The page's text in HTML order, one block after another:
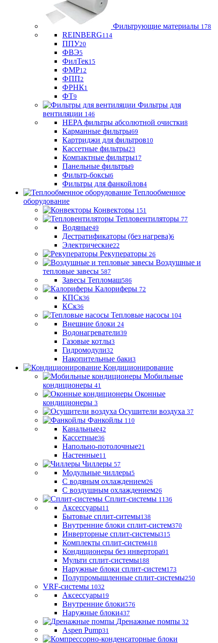
Фильтрующие материaлы 178
REINBERG114
ППУ20
ФВЭ5
ФилТек15
ФМР12
ФПП2
ФРНК1
ФТ9
Фильтры для
вентиляции 146
HEPA фильтры абсолютной очистки8
Карманные фильтры69
Картриджи для фильтров10
Кассетные фильтры23
Компактные фильтры17
Панельные фильтры9
Фильтр-боксы6
Фильтры для фанкойлов4
Теплообменное
оборудование
Конвекторы 151
Тепловентиляторы 77
Водяные49
Дестратификаторы (без нагрева)6
Электрические22
Рекуператоры 26
Воздушные и
тепловые завесы 587
Завесы Тепломаш586
Калориферы 72
КПСк36
КСк36
Тепловые насосы 104
Внешние блоки 24
Водонагреватели39
Газовые котлы3
Гидромодули32
Накопительные баки3
Кондиционирование
Мобильные
кондиционеры 41
Оконные
кондиционеры 3
Осушители воздуха 37
Фанкойлы 110
Канальные42
Кассетные36
Напольно-потолочные21
Настенные11
Чиллеры 57
Модульные чиллеры5
С водяным охлаждением26
С воздушным охлаждением26
Сплит-системы 1136
Аксессуары11
Бытовые сплит-ситемы138
Внутренние блоки сплит-систем370
Инверторные сплит-системы315
Комплекты сплит-систем418
Кондиционеры без инвертора91
Мульти сплит-системы188
Наружные блоки сплит-систем173
Полупромышленные сплит-системы250
VRF-системы 1032
Аксессуары19
Внутренние блоки576
Наружные блоки437
Дренажные помпы 32
Aspen Pump31